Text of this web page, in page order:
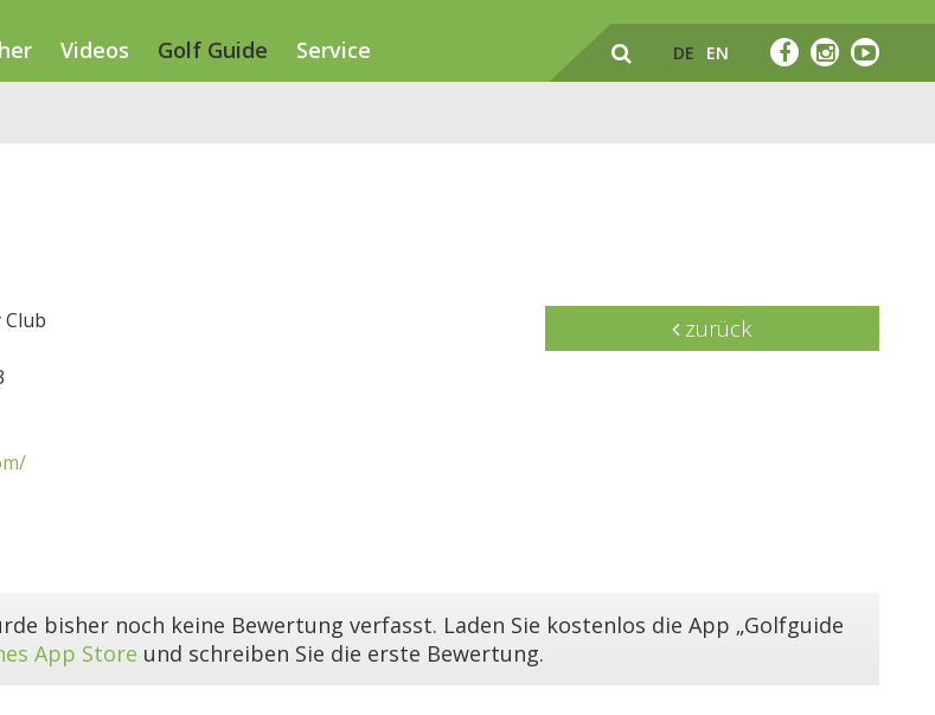
Videos Golf Guide Service DE EN
zurück
bisher noch keine Bewertung verfasst. Laden Sie kostenlos die App „Golfguide
App Store und schreiben Sie die erste Bewertung.